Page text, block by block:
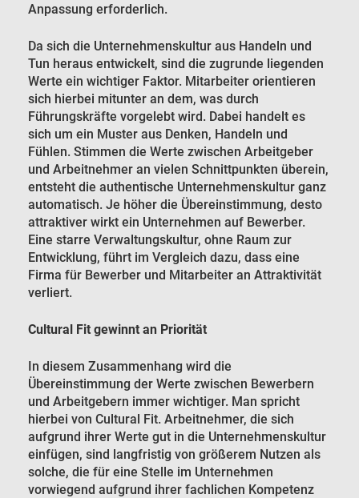
Anpassung erforderlich.
Da sich die Unternehmenskultur aus Handeln und
Tun heraus entwickelt, sind die zugrunde liegenden
Werte ein wichtiger Faktor. Mitarbeiter orientieren
sich hierbei mitunter an dem, was durch
Führungskräfte vorgelebt wird. Dabei handelt es
sich um ein Muster aus Denken, Handeln und
Fühlen. Stimmen die Werte zwischen Arbeitgeber
und Arbeitnehmer an vielen Schnittpunkten überein,
entsteht die authentische Unternehmenskultur ganz
automatisch. Je höher die Übereinstimmung, desto
attraktiver wirkt ein Unternehmen auf Bewerber.
Eine starre Verwaltungskultur, ohne Raum zur
Entwicklung, führt im Vergleich dazu, dass eine
Firma für Bewerber und Mitarbeiter an Attraktivität
verliert.
Cultural Fit gewinnt an Priorität
In diesem Zusammenhang wird die
Übereinstimmung der Werte zwischen Bewerbern
und Arbeitgebern immer wichtiger. Man spricht
hierbei von Cultural Fit. Arbeitnehmer, die sich
aufgrund ihrer Werte gut in die Unternehmenskultur
einfügen, sind langfristig von größerem Nutzen als
solche, die für eine Stelle im Unternehmen
vorwiegend aufgrund ihrer fachlichen Kompetenz